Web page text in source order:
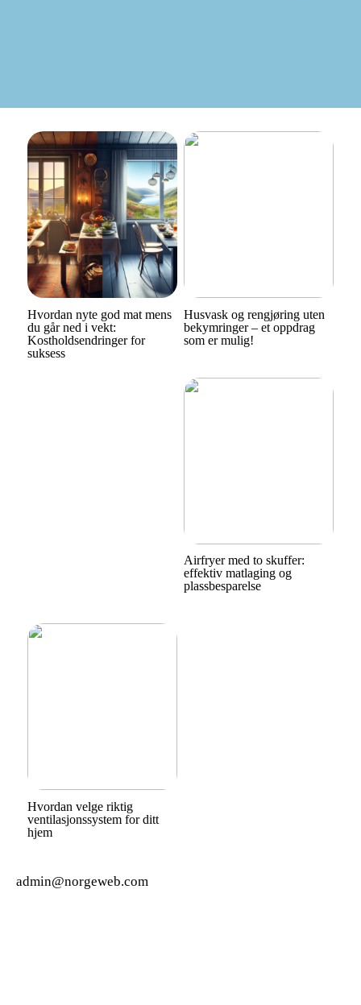
Hvordan nyte god mat mens
du går ned i vekt:
Kostholdsendringer for
suksess
Husvask og rengjøring uten
bekymringer – et oppdrag
som er mulig!
Airfryer med to skuffer:
effektiv matlaging og
plassbesparelse
Hvordan velge riktig
ventilasjonssystem for ditt
hjem
admin@norgeweb.com